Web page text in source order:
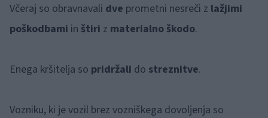
Včeraj so obravnavali dve prometni nesreči z lažjimi
poškodbami in štiri z materialno škodo.
Enega kršitelja so pridržali do streznitve.
Vozniku, ki je vozil brez vozniškega dovoljenja so